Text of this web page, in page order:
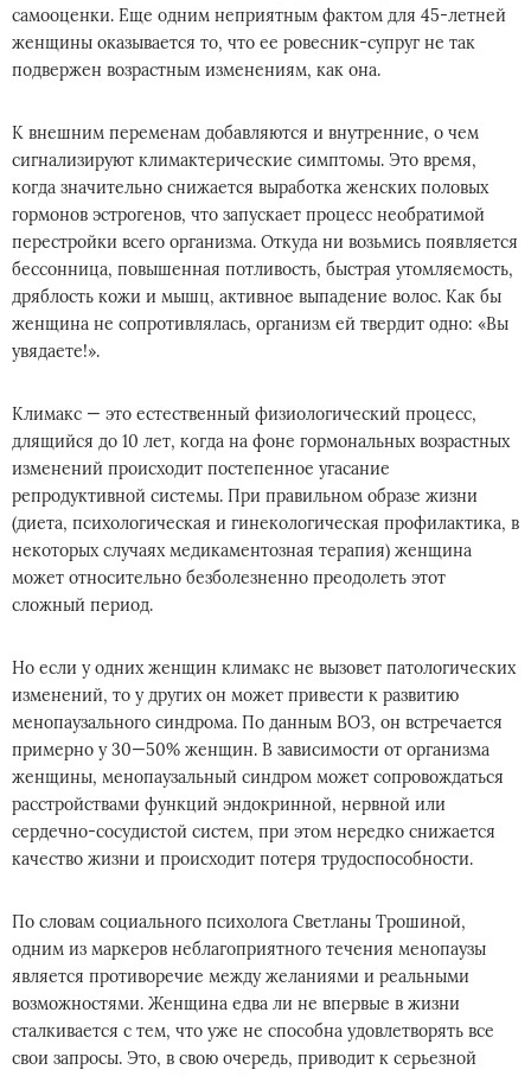
самооценки. Еще одним неприятным фактом для 45-летней
женщины оказывается то, что ее ровесник-супруг не так
подвержен возрастным изменениям, как она.
К внешним переменам добавляются и внутренние, о чем
сигнализируют климактерические симптомы. Это время,
когда значительно снижается выработка женских половых
гормонов эстрогенов, что запускает процесс необратимой
перестройки всего организма. Откуда ни возьмись появляется
бессонница, повышенная потливость, быстрая утомляемость,
дряблость кожи и мышц, активное выпадение волос. Как бы
женщина не сопротивлялась, организм ей твердит одно: «Вы
увядаете!».
Климакс — это естественный физиологический процесс,
длящийся до 10 лет, когда на фоне гормональных возрастных
изменений происходит постепенное угасание
репродуктивной системы. При правильном образе жизни
(диета, психологическая и гинекологическая профилактика, в
некоторых случаях медикаментозная терапия) женщина
может относительно безболезненно преодолеть этот
сложный период.
Но если у одних женщин климакс не вызовет патологических
изменений, то у других он может привести к развитию
менопаузального синдрома. По данным ВОЗ, он встречается
примерно у 30—50% женщин. В зависимости от организма
женщины, менопаузальный синдром может сопровождаться
расстройствами функций эндокринной, нервной или
сердечно-сосудистой систем, при этом нередко снижается
качество жизни и происходит потеря трудоспособности.
По словам социального психолога Светланы Трошиной,
одним из маркеров неблагоприятного течения менопаузы
является противоречие между желаниями и реальными
возможностями. Женщина едва ли не впервые в жизни
сталкивается с тем, что уже не способна удовлетворять все
свои запросы. Это, в свою очередь, приводит к серьезной